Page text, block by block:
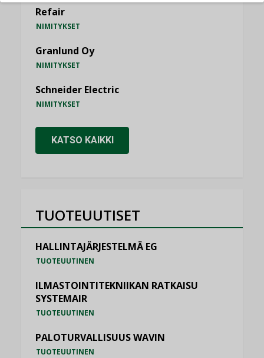
Refair
NIMITYKSET
Granlund Oy
NIMITYKSET
Schneider Electric
NIMITYKSET
KATSO KAIKKI
TUOTEUUTISET
HALLINTAJÄRJESTELMÄ EG
TUOTEUUTINEN
ILMASTOINTITEKNIIKAN RATKAISU
SYSTEMAIR
TUOTEUUTINEN
PALOTURVALLISUUS WAVIN
TUOTEUUTINEN